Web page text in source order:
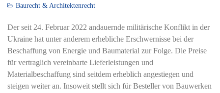
Baurecht & Architektenrecht
Der seit 24. Februar 2022 andauernde militärische Konflikt in der
Ukraine hat unter anderem erhebliche Erschwernisse bei der
Beschaffung von Energie und Baumaterial zur Folge. Die Preise
für vertraglich vereinbarte Lieferleistungen und
Materialbeschaffung sind seitdem erheblich angestiegen und
steigen weiter an. Insoweit stellt sich für Besteller von Bauwerken